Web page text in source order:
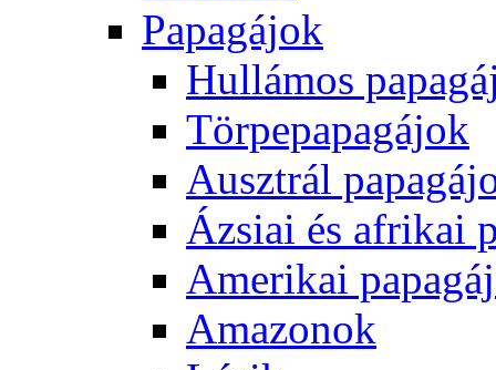
Papagájok
Hullámos
Törpepapagájok
Ausztrál
Ázsiai és afrikai
Amerikai
Amazonok